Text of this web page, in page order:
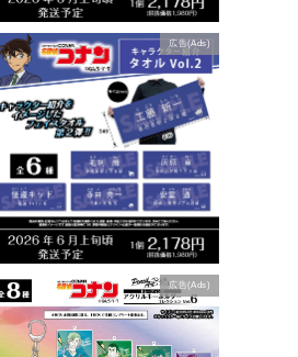
広告(Ads)
広告(Ads)